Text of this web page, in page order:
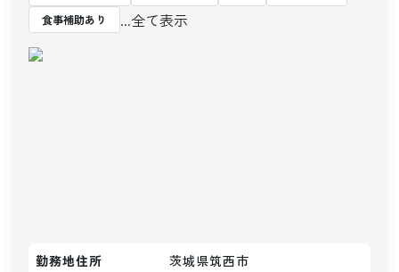
食事補助あり
...全て表示
勤務地住所
茨城県筑西市